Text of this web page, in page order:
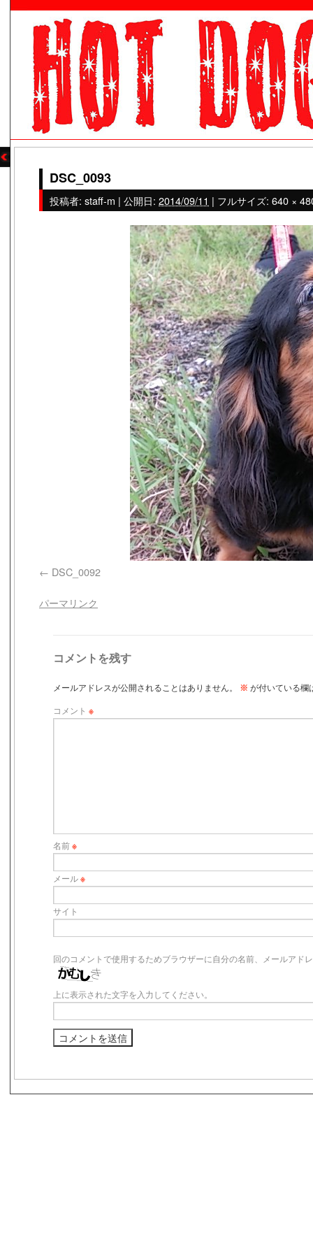
DSC_0093
投稿者: staff-m | 公開日: 2014/09/11 | フルサイズ: 640 ×
DSC_0092
パーマリンク
コメントを残す
メールアドレスが公開されることはありません。 ※ が付いている欄
コメント ※
名前※
メール※
サイト
回のコメントで使用するためブラウザーに自分の名前、メールアド
上に表示された文字を入力してください。
s3